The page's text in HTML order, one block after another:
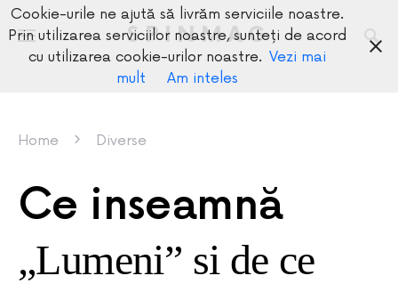
SPINMAG
Home Diverse
Ce inseamnă
„Lumeni” si de ce
Cookie-urile ne ajută să livrăm serviciile noastre.
Prin utilizarea serviciilor noastre, sunteți de acord
cu utilizarea cookie-urilor noastre. Vezi mai
mult
Am inteles